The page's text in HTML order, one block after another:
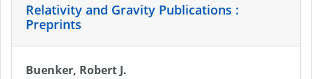
Relativity and Gravity Publications :
Preprints
Buenker, Robert J.